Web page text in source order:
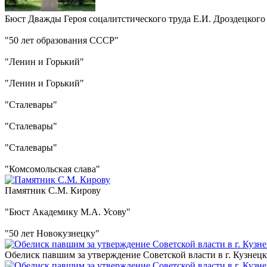
Бюст Дважды Героя соцалитстического труда Е.И. Дроздецкого
"50 лет образования СССР"
"Ленин и Горький"
"Ленин и Горький"
"Сталевары"
"Сталевары"
"Сталевары"
"Комсомольская слава"
Памятник С.М. Кирову
"Бюст Академику М.А. Усову"
"50 лет Новокузнецку"
Обелиск павшим за утверждение Советской власти в г.